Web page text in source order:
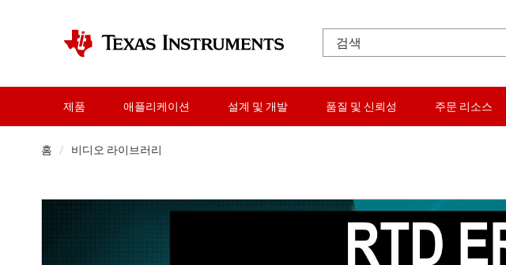
제품 애플리케이션 설계 및 개발 품질 및 신뢰성 주문 리소스
홈 비디오 라이브러리